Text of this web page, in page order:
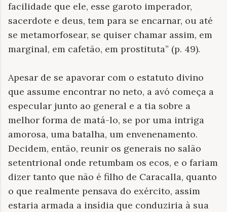
facilidade que ele, esse garoto imperador,
sacerdote e deus, tem para se encarnar, ou até
se metamorfosear, se quiser chamar assim, em
marginal, em cafetão, em prostituta” (p. 49).
Apesar de se apavorar com o estatuto divino
que assume encontrar no neto, a avó começa a
especular junto ao general e a tia sobre a
melhor forma de matá-lo, se por uma intriga
amorosa, uma batalha, um envenenamento.
Decidem, então, reunir os generais no salão
setentrional onde retumbam os ecos, e o fariam
dizer tanto que não é filho de Caracalla, quanto
o que realmente pensava do exército, assim
estaria armada a insídia que conduziria à sua